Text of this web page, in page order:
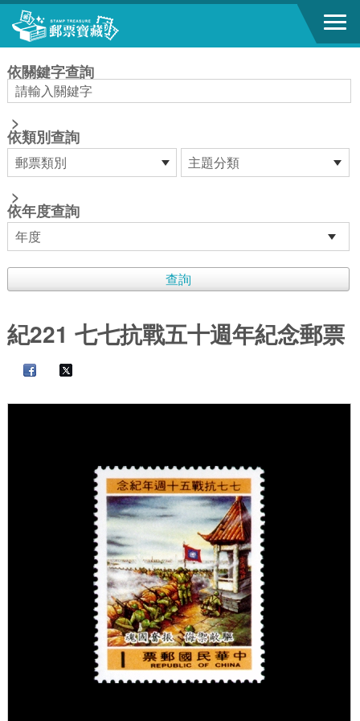
跳到主要內容區塊
依關鍵字查詢
>
依類別查詢
>
依年度查詢
紀221 七七抗戰五十週年紀念郵票